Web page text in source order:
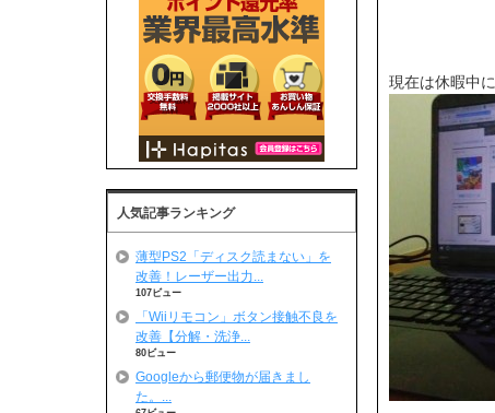
現在は休暇中
人気記事ランキング
薄型PS2「ディスク読まない」を
改善！レーザー出力...
107ビュー
「Wiiリモコン」ボタン接触不良を
改善【分解・洗浄...
80ビュー
Googleから郵便物が届きまし
た。...